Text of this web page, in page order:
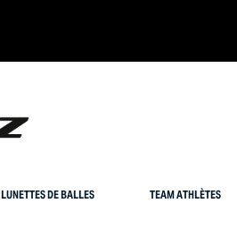
LUNETTES DE BALLES TEAM ATHLÈTES